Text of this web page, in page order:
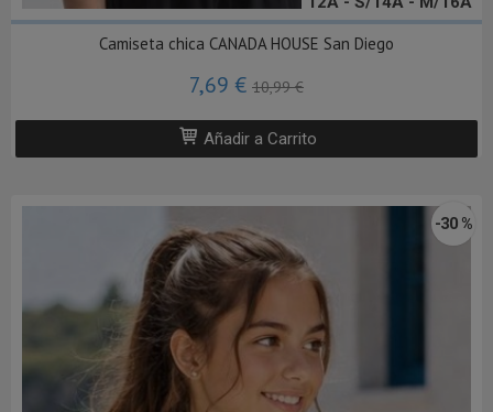
Camiseta chica CANADA HOUSE San Diego
7,69 € 10,99 €
Añadir a Carrito
-30 %